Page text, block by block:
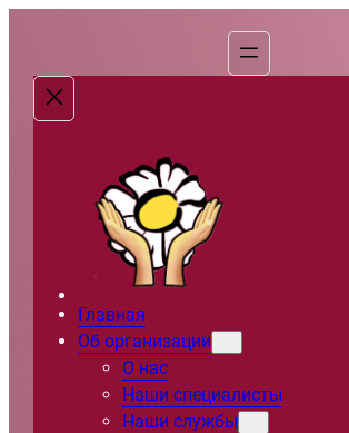
содержимому
Главная
Об организации
О нас
Наши специалисты
Наши службы